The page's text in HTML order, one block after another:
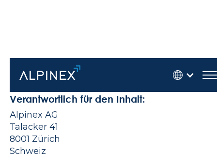
Impressum
Alpinex AG
Talacker 41
8001 Zürich
Schweiz
Verantwortlich für den Inhalt: